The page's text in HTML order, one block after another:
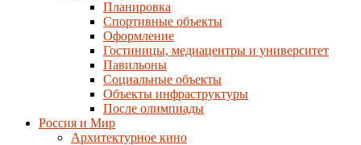
Планировка
Спортивные объекты
Оформление
Гостиницы, медиацентры и университет
Павильоны
Социальные объекты
Объекты инфраструктуры
После олимпиады
Россия и Мир
Архитектурное кино